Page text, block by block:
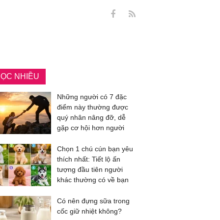
NHIỀU
Những người có 7 đặc
điểm này thường được
quý nhân nâng đỡ, dễ
gặp cơ hội hơn người
Chọn 1 chú cún bạn yêu
thích nhất: Tiết lộ ấn
tượng đầu tiên người
khác thường có về bạn
Có nên đựng sữa trong
cốc giữ nhiệt không?